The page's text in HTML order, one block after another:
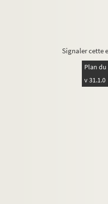
Signaler cette
Plan du
v 31.1.0